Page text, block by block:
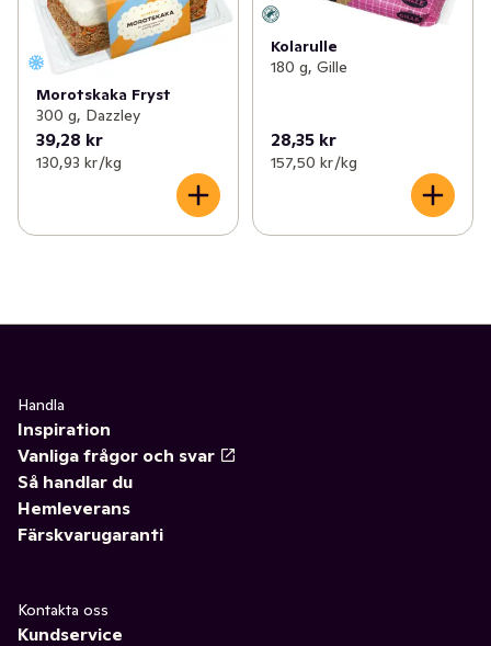
Morotskaka Fryst
300 g, Dazzley
39,28 kr
130,93 kr /kg
Kolarulle
180 g, Gille
28,35 kr
157,50 kr /kg
Handla
Inspiration
Vanliga frågor och svar
Så handlar du
Hemleverans
Färskvarugaranti
Kontakta oss
Kundservice